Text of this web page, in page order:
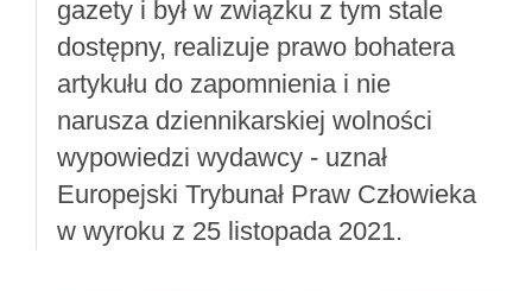
gazety i był w związku z tym stale
dostępny, realizuje prawo bohatera
artykułu do zapomnienia i nie
narusza dziennikarskiej wolności
wypowiedzi wydawcy - uznał
Europejski Trybunał Praw Człowieka
w wyroku z 25 listopada 2021.